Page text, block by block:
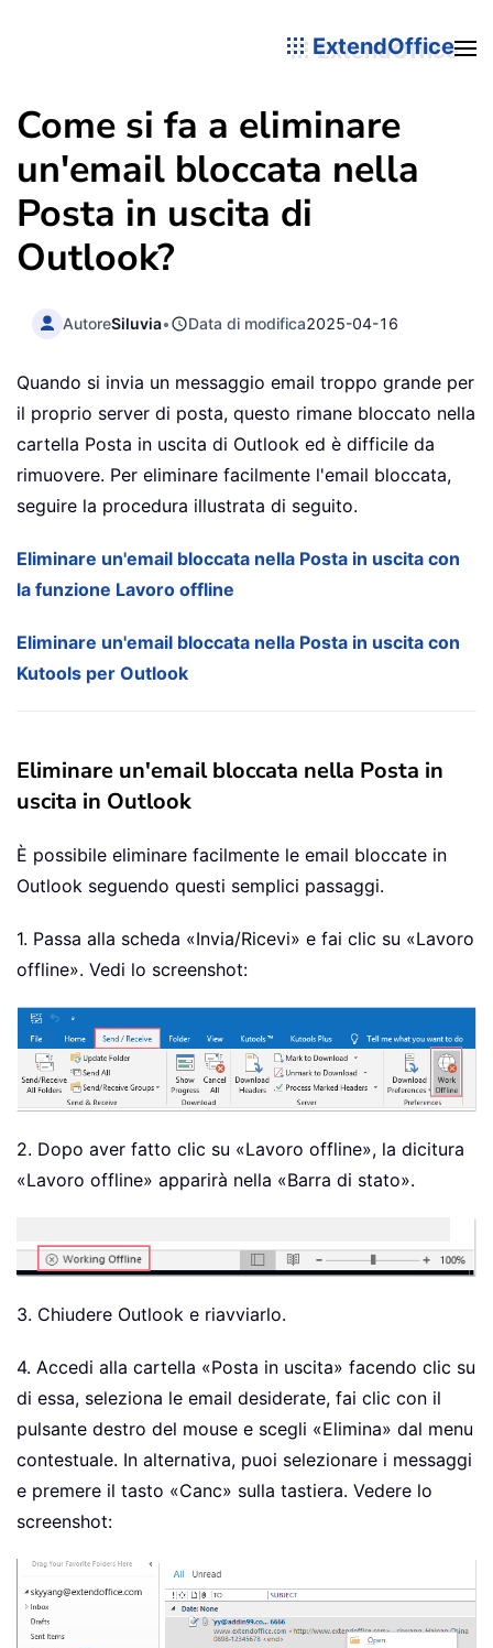
ExtendOffice
Come si fa a eliminare
un'email bloccata nella
Posta in uscita di
Outlook?
AutoreSiluvia• Data di modifica2025-04-16
Quando si invia un messaggio email troppo grande per
il proprio server di posta, questo rimane bloccato nella
cartella Posta in uscita di Outlook ed è difficile da
rimuovere. Per eliminare facilmente l'email bloccata,
seguire la procedura illustrata di seguito.
Eliminare un'email bloccata nella Posta in uscita con
la funzione Lavoro offline
Eliminare un'email bloccata nella Posta in uscita con
Kutools per Outlook
Eliminare un'email bloccata nella Posta in
uscita in Outlook
È possibile eliminare facilmente le email bloccate in
Outlook seguendo questi semplici passaggi.
1. Passa alla scheda «Invia/Ricevi» e fai clic su «Lavoro
offline». Vedi lo screenshot:
2. Dopo aver fatto clic su «Lavoro offline», la dicitura
«Lavoro offline» apparirà nella «Barra di stato».
3. Chiudere Outlook e riavviarlo.
4. Accedi alla cartella «Posta in uscita» facendo clic su
di essa, seleziona le email desiderate, fai clic con il
pulsante destro del mouse e scegli «Elimina» dal menu
contestuale. In alternativa, puoi selezionare i messaggi
e premere il tasto «Canc» sulla tastiera. Vedere lo
screenshot: